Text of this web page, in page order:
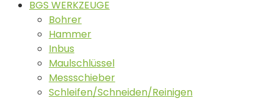
BGS WERKZEUGE
Bohrer
Hammer
Inbus
Maulschlüssel
Messschieber
Schleifen/Schneiden/Reinigen